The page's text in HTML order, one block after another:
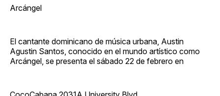
Arcángel
El cantante dominicano de música urbana, Austin
Agustin Santos, conocido en el mundo artístico como
Arcángel, se presenta el sábado 22 de febrero en